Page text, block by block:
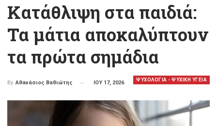
Κατάθλιψη στα παιδιά:
Τα μάτια αποκαλύπτουν
τα πρώτα σημάδια
ΨΥΧΟΛΟΓΙΑ - ΨΥΧΙΚΗ ΥΓΕΙΑ
By Αθανάσιος Βαθιώτης ΙΟΥ 17, 2026